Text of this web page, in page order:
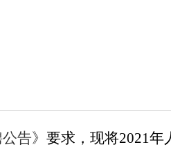
告》 要求，现将2021年